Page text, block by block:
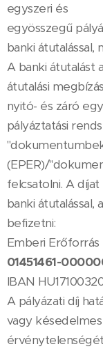
egyszeri és
egyösszegű
banki
A banki átutalást
átutalási
nyitó- és záró
pályáztatási
(EPER)/
felcsatolni. A díjat
banki átutalással,
befizetni:
Emberi
01451461-
IBAN
A pályázati díj
vagy